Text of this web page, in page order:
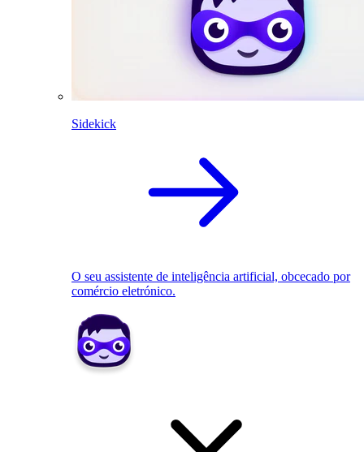
Sidekick
O seu assistente de inteligência artificial, obcecado por
comércio eletrónico.